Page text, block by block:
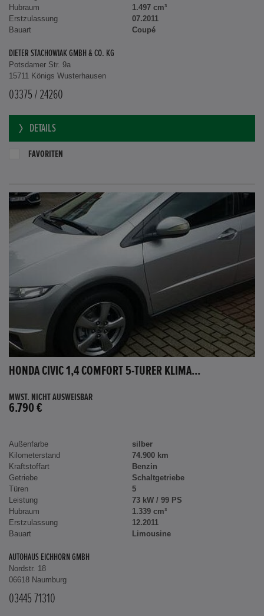
Hubraum
1.497 cm³
Erstzulassung
07.2011
Bauart
Coupé
DIETER STACHOWIAK GMBH & CO. KG
Potsdamer Str. 9a
15711 Königs Wusterhausen
03375 / 24260
DETAILS
FAVORITEN
HONDA CIVIC 1,4 COMFORT 5-TÜRER KLIMA...
MWST. NICHT AUSWEISBAR
6.790 €
Außenfarbe
silber
Kilometerstand
74.900 km
Kraftstoffart
Benzin
Getriebe
Schaltgetriebe
Türen
5
Leistung
73 kW / 99 PS
Hubraum
1.339 cm³
Erstzulassung
12.2011
Bauart
Limousine
AUTOHAUS EICHHORN GMBH
Nordstr. 18
06618 Naumburg
03445 71310